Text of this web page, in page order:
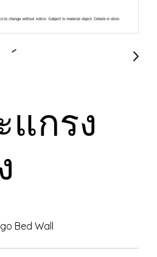
กรง
Bed Wall